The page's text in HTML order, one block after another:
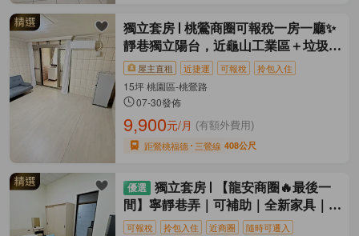
獨立套房
桃鶯商圈可報稅一房一廳✨
靜巷獨立陽台，近龜山工業區＋垃圾代
收屋主直租 近捷運 可報稅 拎包入住
15坪 桃園區-桃鶯路
07-30發佈
9,900元/月 (有額外費用)
距鶯桃福德 三鶯線 408公尺
獨立套房
【龍安商圈🔥最後一
間】寧靜巷弄｜可補助｜全新家具｜汽
車停車
可報稅 拎包入住 近商圈 隨時可遷入